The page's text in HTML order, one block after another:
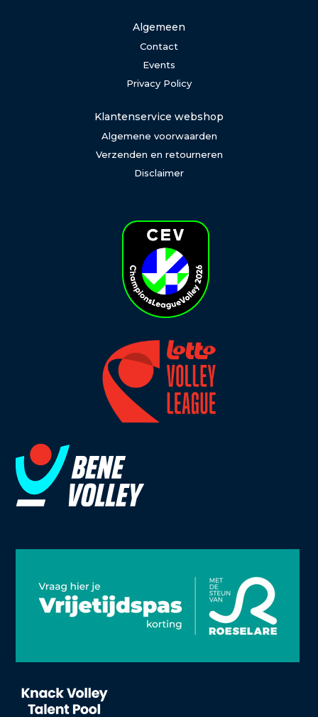
Algemeen
Contact
Events
Privacy Policy
Klantenservice webshop
Algemene voorwaarden
Verzenden en retourneren
Disclaimer